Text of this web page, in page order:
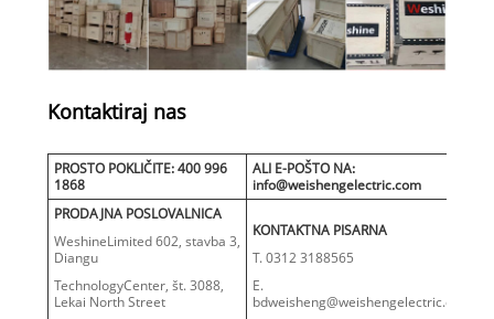
Kontaktiraj nas
PROSTO POKLIČITE: 400 996
1868
ALI E-POŠTO NA:
info@weishengelectric.com
PRODAJNA POSLOVALNICA
WeshineLimited 602, stavba 3,
Diangu
TechnologyCenter, št. 3088,
Lekai North Street
KONTAKTNA PISARNA
T. 0312 3188565
E.
bdweisheng@weishengelectric.com